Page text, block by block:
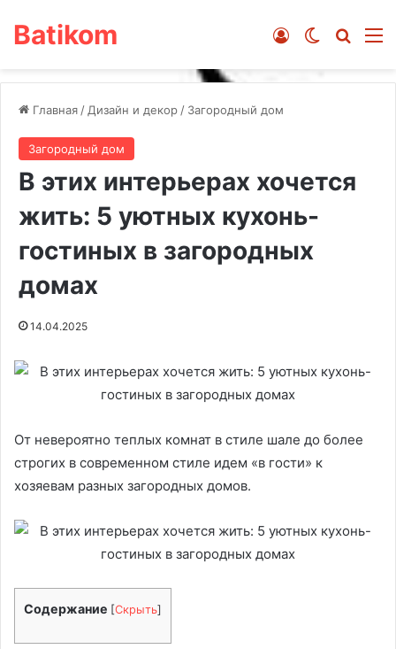
Batikom Switch skin
Войти
Главная / Дизайн и декор / Загородный дом
Загородный дом
В этих интерьерах хочется
жить: 5 уютных кухонь-
гостиных в загородных
домах
14.04.2025
От невероятно теплых комнат в стиле шале до более
строгих в современном стиле идем «‎в гости» к
хозяевам разных загородных домов.
Содержание [Скрыть]